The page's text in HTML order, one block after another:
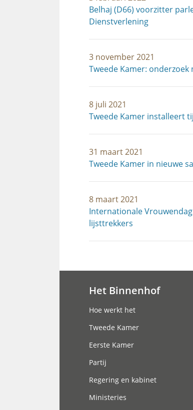
Belhaj (D66) voorzitter
Dienstverlening
3 november 2021
Tweede Kamer:
8 juli 2021
Tweede Kamer installeert
31 maart 2021
Tweede Kamer in nieuwe
8 maart 2021
Internationale
lijsttrekkers
Het Binnenhof
Hoe werkt het
Tweede Kamer
Eerste Kamer
Partij
Regering en kabinet
Ministeries